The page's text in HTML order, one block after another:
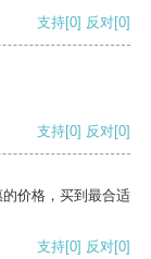
支持[0] 反对[0]
支持[0] 反对[0]
价格，买到最合适
支持[0] 反对[0]